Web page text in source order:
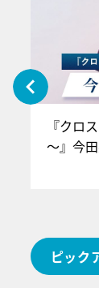
『クロ
～』今
ピック